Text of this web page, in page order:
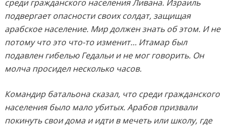
среди гражданского населения Ливана. Израиль
подвергает опасности своих солдат, защищая
арабское население. Мир должен знать об этом. И не
потому что это что-то изменит… Итамар был
подавлен гибелью Гедальи и не мог говорить. Он
молча просидел несколько часов.
Командир батальона сказал, что среди гражданского
населения было мало убитых. Арабов призвали
покинуть свои дома и идти в мечеть или школу, где